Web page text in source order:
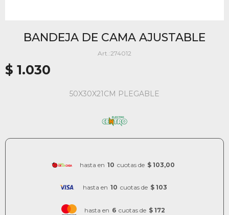
BANDEJA DE CAMA AJUSTABLE
274012
$ 1.030
50X30X21CM PLEGABLE
hasta en 10 cuotas de $ 103,00
hasta en 10 cuotas de $ 103
hasta en 6 cuotas de $ 172